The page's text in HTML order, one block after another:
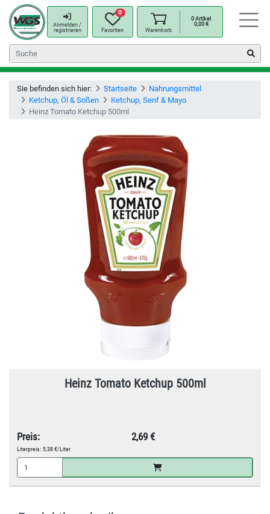
Anmelden /
registrieren
0
Favoriten Warenkorb
0Artikel
0,00 €
Sie befinden sich hier: Startseite
Nahrungsmittel
Ketchup, Öl & Soßen
Ketchup, Senf & Mayo
Heinz Tomato Ketchup 500ml
Heinz Tomato Ketchup 500ml
Preis: 2,69 €
Literpreis: 5,38 €/Liter